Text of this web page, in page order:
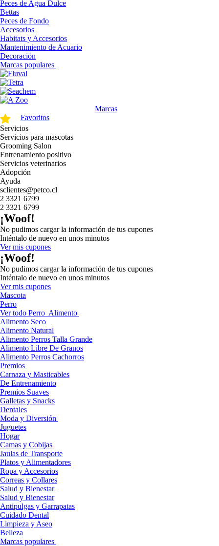
Peces de Agua Dulce
Bettas
Peces de Fondo
Accesorios
Habitats y Accesorios
Mantenimiento de Acuario
Decoración
Marcas populares
Marcas
Favoritos
Servicios
Servicios para mascotas
Grooming Salon
Entrenamiento positivo
Servicios veterinarios
Adopción
Ayuda
sclientes@petco.cl
2 3321 6799
2 3321 6799
¡Woof!
No pudimos cargar la información de tus cupones
Inténtalo de nuevo en unos minutos
Ver mis cupones
¡Woof!
No pudimos cargar la información de tus cupones
Inténtalo de nuevo en unos minutos
Ver mis cupones
Mascota
Perro
Ver todo Perro Alimento
Alimento Seco
Alimento Natural
Alimento Perros Talla Grande
Alimento Libre De Granos
Alimento Perros Cachorros
Premios
Carnaza y Masticables
De Entrenamiento
Premios Suaves
Galletas y Snacks
Dentales
Moda y Diversión
Juguetes
Hogar
Camas y Cobijas
Jaulas de Transporte
Platos y Alimentadores
Ropa y Accesorios
Correas y Collares
Salud y Bienestar
Salud y Bienestar
Antipulgas y Garrapatas
Cuidado Dental
Limpieza y Aseo
Belleza
Marcas populares